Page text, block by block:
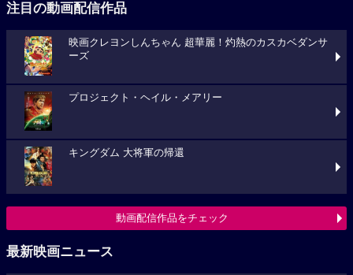
注目の動画配信作品
映画クレヨンしんちゃん 超華麗！灼熱のカスカベダンサ
ーズ
プロジェクト・ヘイル・メアリー
キングダム 大将軍の帰還
動画配信作品をチェック
最新映画ニュース